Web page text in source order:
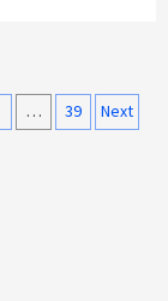
… 39 Next